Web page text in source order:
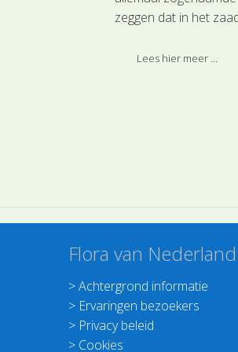
zeggen dat in het
komt.Lees hier meer ...
Flora van Nederland
>Achtergrond informatie
> Ervaringen bezoekers
> Privacy beleid
> Cookies